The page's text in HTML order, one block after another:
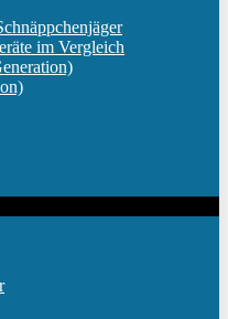
im Vergleich